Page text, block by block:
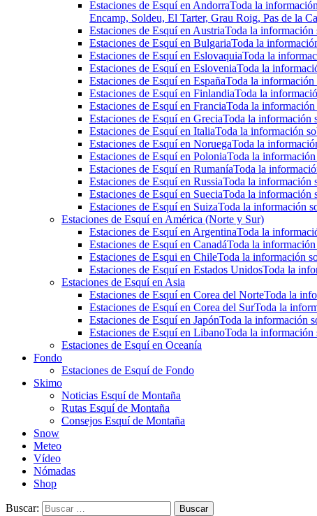
Estaciones de Esquí en AndorraToda la
Encamp, Soldeu, El Tarter, Grau Roig, Pas de la
Estaciones de Esquí en AustriaToda la información
Estaciones de Esquí en BulgariaToda la
Estaciones de Esquí en EslovaquiaToda la
Estaciones de Esquí en EsloveniaToda la
Estaciones de Esquí en EspañaToda la información
Estaciones de Esquí en FinlandiaToda la
Estaciones de Esquí en FranciaToda la información
Estaciones de Esquí en GreciaToda la información
Estaciones de Esquí en ItaliaToda la información
Estaciones de Esquí en NoruegaToda la
Estaciones de Esquí en PoloniaToda la
Estaciones de Esquí en RumaníaToda la
Estaciones de Esquí en RussiaToda la información
Estaciones de Esquí en SueciaToda la información
Estaciones de Esquí en SuizaToda la información
Estaciones de Esquí en América (Norte y Sur)
Estaciones de Esquí en ArgentinaToda la
Estaciones de Esquí en CanadáToda la
Estaciones de Esqui en ChileToda la información
Estaciones de Esquí en Estados UnidosToda la
Estaciones de Esquí en Asia
Estaciones de Esquí en Corea del NorteToda la
Estaciones de Esquí en Corea del SurToda la
Estaciones de Esquí en JapónToda la información
Estaciones de Esquí en LibanoToda la información
Estaciones de Esquí en Oceanía
Fondo
Estaciones de Esquí de Fondo
Skimo
Noticias Esquí de Montaña
Rutas Esquí de Montaña
Consejos Esquí de Montaña
Snow
Meteo
Vídeo
Nómadas
Shop
Buscar: